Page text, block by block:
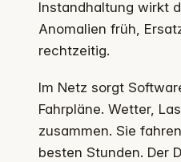
Instandhaltung wirkt
Anomalien früh,
rechtzeitig.
Im Netz sorgt
Fahrpläne. Wetter,
zusammen. Sie
besten Stunden. Der